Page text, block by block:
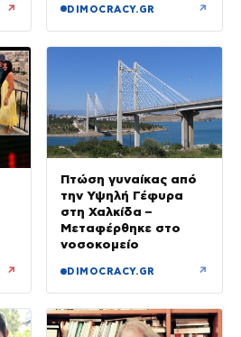
↗ DIMOCRACY.GR ↗
↗
Πτώση γυναίκας από
την Υψηλή Γέφυρα
στη Χαλκίδα –
Μεταφέρθηκε στο
νοσοκομείο
DIMOCRACY.GR ↗